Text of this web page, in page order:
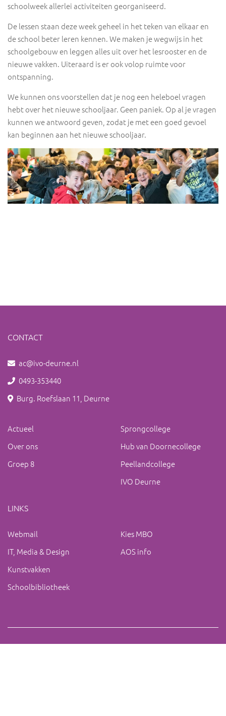
schoolweek allerlei activiteiten georganiseerd.
De lessen staan deze week geheel in het teken van elkaar en
de school beter leren kennen. We maken je wegwijs in het
schoolgebouw en leggen alles uit over het lesrooster en de
nieuwe vakken. Uiteraard is er ook volop ruimte voor
ontspanning.
We kunnen ons voorstellen dat je nog een heleboel vragen
hebt over het nieuwe schooljaar. Geen paniek. Op al je vragen
kunnen we antwoord geven, zodat je met een goed gevoel
kan beginnen aan het nieuwe schooljaar.
CONTACT
ac@ivo-deurne.nl
0493-353440
Burg. Roefslaan 11, Deurne
Actueel
Over ons
Groep 8
Sprongcollege
Hub van Doornecollege
Peellandcollege
IVO Deurne
LINKS
Webmail
IT, Media & Design
Kunstvakken
Schoolbibliotheek
Kies MBO
AOS info